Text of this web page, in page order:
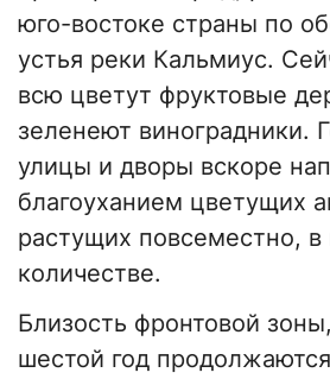
юго-востоке страны по
устья реки Кальмиус.
всю цветут фруктовые
зеленеют виноградники.
улицы и дворы вскоре
благоуханием цветущих
растущих повсеместно,
количестве.
Близость фронтовой
шестой год